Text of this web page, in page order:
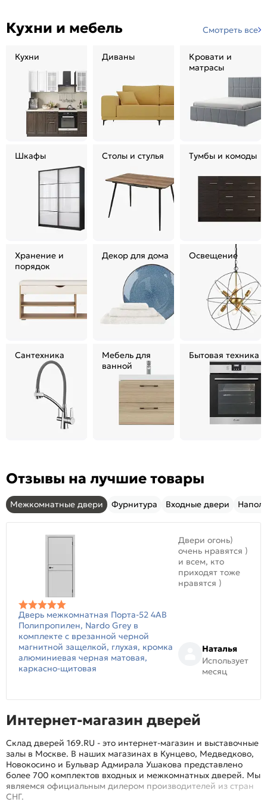
Кухни и мебель Смотреть все
Кухни Диваны
Кровати и
матрасы
Шкафы Столы и стулья Тумбы и комоды
Хранение и
порядок
Декор для дома Освещение
Сантехника
Мебель для
ванной
Бытовая техника
Отзывы на лучшие товары
Межкомнатные двери Фурнитура Входные двери
Дверь межкомнатная Порта-52 4AB
Полипропилен, Nardo Grey в
комплекте с врезанной черной
магнитной защелкой, глухая, кромка
алюминиевая черная матовая,
каркасно-щитовая
Двери огонь)
очень нравятся )
и всем, кто
приходят тоже
нравятся )
Наталья
Использует
месяц
Интернет-магазин дверей
Склад дверей 169.RU - это интернет-магазин и выставочные
залы в Москве. В наших магазинах в Кунцево, Медведково,
Новокосино и Бульвар Адмирала Ушакова представлено
более 700 комплектов входных и межкомнатных дверей. Мы
являемся официальным дилером производителей из стран
СНГ.